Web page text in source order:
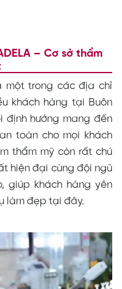
– Cơ sở thẩm
một trong các địa chỉ
khách hàng tại Buôn
định hướng mang đến
toàn cho mọi khách
thẩm mỹ còn rất chú
hiện đại cùng đội ngũ
giúp khách hàng yên
làm đẹp tại đây.